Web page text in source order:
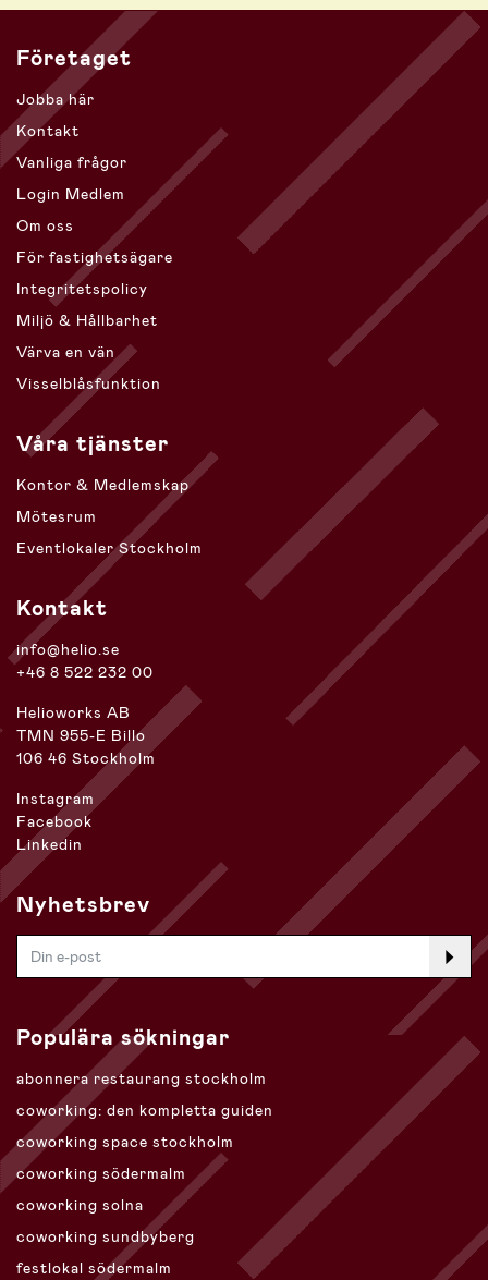
Företaget
Jobba här
Kontakt
Vanliga frågor
Login Medlem
Om oss
För fastighetsägare
Integritetspolicy
Miljö & Hållbarhet
Värva en vän
Visselblåsfunktion
Våra tjänster
Kontor & Medlemskap
Mötesrum
Eventlokaler Stockholm
Kontakt
info@helio.se
+46 8 522 232 00
Helioworks AB
TMN 955-E Billo
106 46 Stockholm
Instagram
Facebook
Linkedin
Nyhetsbrev
Populära sökningar
abonnera restaurang stockholm
coworking: den kompletta guiden
coworking space stockholm
coworking södermalm
coworking solna
coworking sundbyberg
festlokal södermalm